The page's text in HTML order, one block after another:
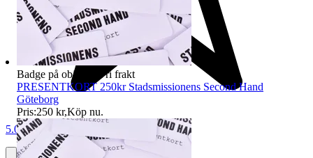
5.0
Badge på objektet:
Fri frakt
PRESENTKORT 250kr Stadsmissionens Second Hand
Göteborg
Pris:250 kr,Köp nu.